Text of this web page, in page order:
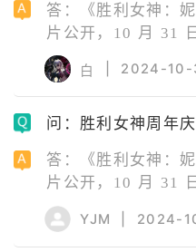
答：《胜利女神：
片公开，10 月 31
妮姬的故事「OLD
开启。 还有三位新
主题迷你游戏和新
白 2024-10-
问：胜利女神周年
答：《胜利女神：
片公开，10 月 31
妮姬的故事「OLD
开启。 还有三位新
YJM 2024-